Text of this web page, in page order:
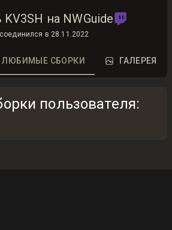
на NWGuide
в 28.11.2022
ЛЮБИМЫЕ СБОРКИ ГАЛЕРЕЯ
пользователя: